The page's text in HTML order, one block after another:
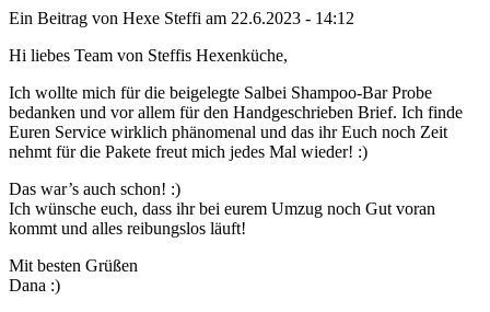
Ein Beitrag von Hexe Steffi am 22.6.2023 - 14:12
Hi liebes Team von Steffis Hexenküche,
Ich wollte mich für die beigelegte Salbei Shampoo-Bar Probe
bedanken und vor allem für den Handgeschrieben Brief. Ich finde
Euren Service wirklich phänomenal und das ihr Euch noch Zeit
nehmt für die Pakete freut mich jedes Mal wieder! :)
Das war’s auch schon! :)
Ich wünsche euch, dass ihr bei eurem Umzug noch Gut voran
kommt und alles reibungslos läuft!
Mit besten Grüßen
Dana :)